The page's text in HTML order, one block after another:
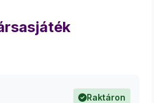
Raktáron